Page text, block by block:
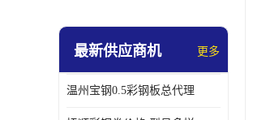
最新供应商机 更多
温州宝钢0.5彩钢板总代理